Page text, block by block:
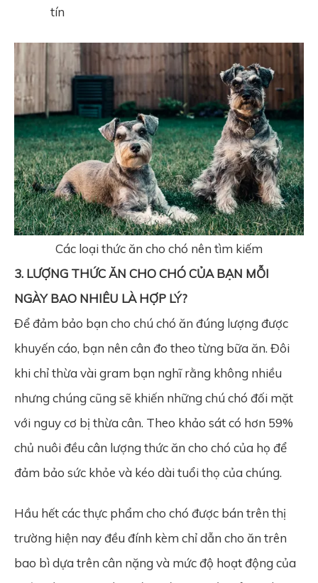
tín
Các loại thức ăn cho chó nên tìm kiếm
3. LƯỢNG THỨC ĂN CHO CHÓ CỦA BẠN MỖI
NGÀY BAO NHIÊU LÀ HỢP LÝ?
Để đảm bảo bạn cho chú chó ăn đúng lượng được
khuyến cáo, bạn nên cân đo theo từng bữa ăn. Đôi
khi chỉ thừa vài gram bạn nghĩ rằng không nhiều
nhưng chúng cũng sẽ khiến những chú chó đối mặt
với nguy cơ bị thừa cân. Theo khảo sát có hơn 59%
chủ nuôi đều cân lượng thức ăn cho chó của họ để
đảm bảo sức khỏe và kéo dài tuổi thọ của chúng.
Hầu hết các thực phẩm cho chó được bán trên thị
trường hiện nay đều đính kèm chỉ dẫn cho ăn trên
bao bì dựa trên cân nặng và mức độ hoạt động của